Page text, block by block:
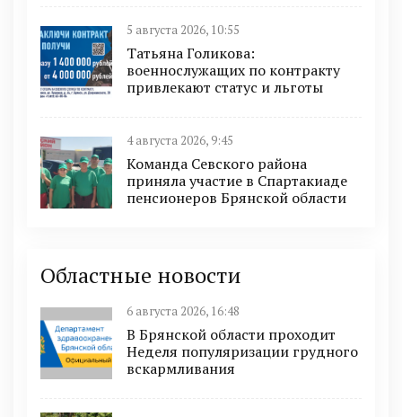
5 августа 2026, 10:55
Татьяна Голикова:
военнослужащих по контракту
привлекают статус и льготы
4 августа 2026, 9:45
Команда Севского района
приняла участие в Спартакиаде
пенсионеров Брянской области
Областные новости
6 августа 2026, 16:48
В Брянской области проходит
Неделя популяризации грудного
вскармливания